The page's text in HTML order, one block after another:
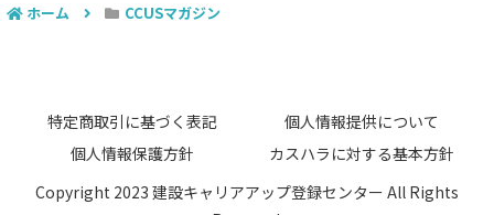
ホーム CCUSマガジン
特定商取引に基づく表記
個人情報提供について
個人情報保護方針
カスハラに対する基本方針
Copyright 2023 建設キャリアアップ登録センター All Rights